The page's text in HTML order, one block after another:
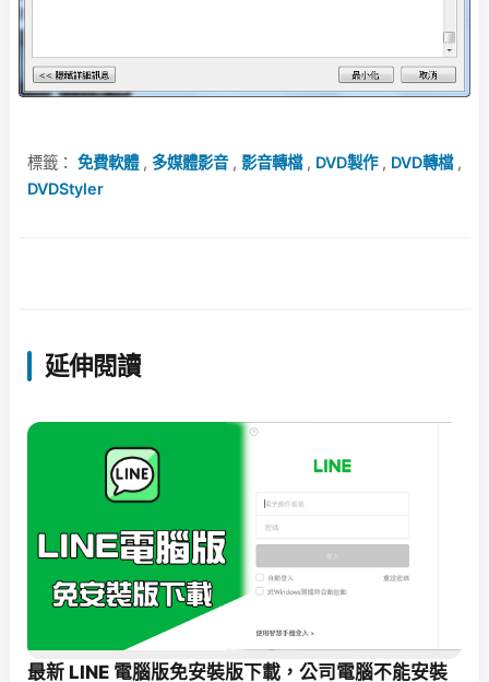
標籤： 免費軟體, 多媒體影音, 影音轉檔, DVD製作, DVD轉檔,
DVDStyler
延伸閱讀
最新 LINE 電腦版免安裝版下載，公司電腦不能安裝